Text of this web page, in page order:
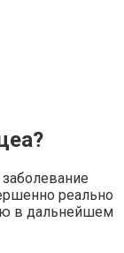
реально
в дальнейшем